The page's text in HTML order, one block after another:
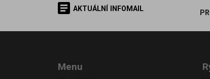
AKTUÁLNÍ INFOMAIL
Menu